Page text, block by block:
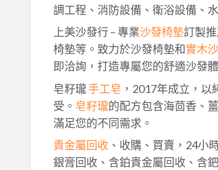
調工程、消防設備、衛浴設備、
上美沙發行 – 專業沙發椅墊訂製
椅墊等。致力於沙發椅墊和實木
即洽詢，打造專屬您的舒適沙發
皂籽瓏手工皂 ，2017年成立，
受。 皂籽瓏的配方包含海茴香、
滿足您的不同需求。
貴金屬回收、收購、買賣，24小
銀膏回收、含鉑貴金屬回收、含